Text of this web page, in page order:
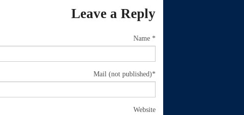
Leave a Reply
Name *
Mail (not published)*
Website